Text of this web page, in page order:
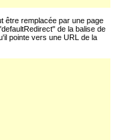
être remplacée par une page
de la balise de
pointe vers une URL de la